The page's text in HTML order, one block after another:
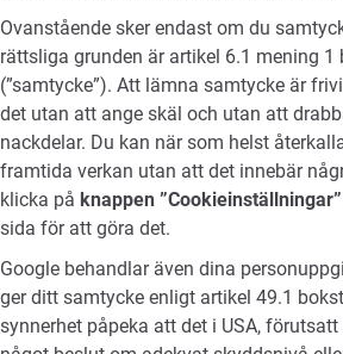
Ovanstående sker endast om du
rättsliga grunden är artikel 6.1 mening 1
(”samtycke”). Att lämna samtycke är
det utan att ange skäl och utan att
nackdelar. Du kan när som helst
framtida verkan utan att det innebär
klicka på knappen ”Cookieinställningar”
sida för att göra det.
Google behandlar även dina
ger ditt samtycke enligt artikel 49.1
synnerhet påpeka att det i USA,